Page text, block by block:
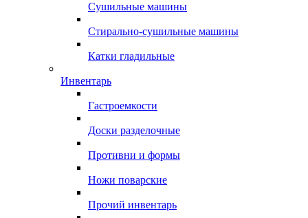
Сушильные машины
Стирально-сушильные машины
Катки гладильные
Инвентарь
Гастроемкости
Доски разделочные
Противни и формы
Ножи поварские
Прочий инвентарь